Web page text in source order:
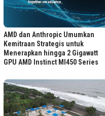
AMD dan Anthropic Umumkan
Kemitraan Strategis untuk
Menerapkan hingga 2 Gigawatt
GPU AMD Instinct MI450 Series